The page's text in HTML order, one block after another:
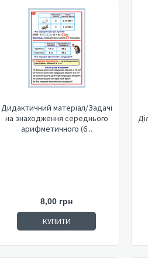
Дидактичний матеріал/Задачі
на знаходження середнього
арифметичного (6...
8,00 грн
КУПИТИ